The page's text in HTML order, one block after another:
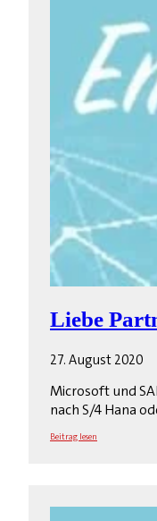
Liebe
27. August 2020
Microsoft und
nach S/4 Hana
Beitrag lesen